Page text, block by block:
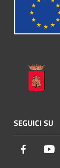
SEGUICI SU
Facebook